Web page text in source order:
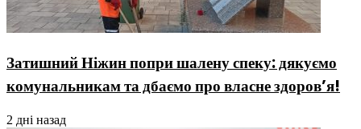
Затишний Ніжин попри шалену спеку: дякуємо
комунальникам та дбаємо про власне здоров’я!
2 дні назад